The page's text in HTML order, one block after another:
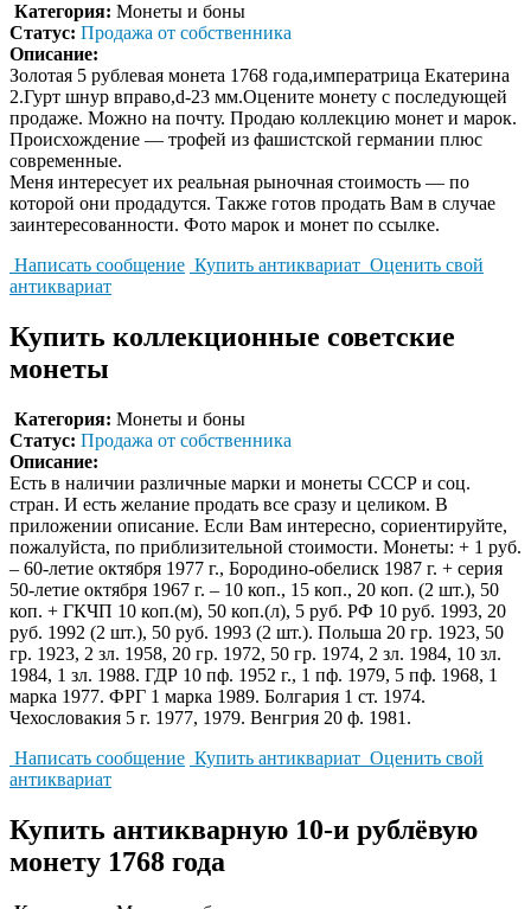
Категория: Монеты и боны
Статус: Продажа от собственника
Описание:
Золотая 5 рублевая монета 1768 года,императрица Екатерина
2.Гурт шнур вправо,d-23 мм.Оцените монету с последующей
продаже. Можно на почту. Продаю коллекцию монет и марок.
Происхождение — трофей из фашистской германии плюс
современные.
Меня интересует их реальная рыночная стоимость — по
которой они продадутся. Также готов продать Вам в случае
заинтересованности. Фото марок и монет по ссылке.
Написать сообщение Купить антиквариат Оценить свой
антиквариат
Купить коллекционные советские
монеты
Категория: Монеты и боны
Статус: Продажа от собственника
Описание:
Есть в наличии различные марки и монеты СССР и соц.
стран. И есть желание продать все сразу и целиком. В
приложении описание. Если Вам интересно, сориентируйте,
пожалуйста, по приблизительной стоимости. Монеты: + 1 руб.
– 60-летие октября 1977 г., Бородино-обелиск 1987 г. + серия
50-летие октября 1967 г. – 10 коп., 15 коп., 20 коп. (2 шт.), 50
коп. + ГКЧП 10 коп.(м), 50 коп.(л), 5 руб. РФ 10 руб. 1993, 20
руб. 1992 (2 шт.), 50 руб. 1993 (2 шт.). Польша 20 гр. 1923, 50
гр. 1923, 2 зл. 1958, 20 гр. 1972, 50 гр. 1974, 2 зл. 1984, 10 зл.
1984, 1 зл. 1988. ГДР 10 пф. 1952 г., 1 пф. 1979, 5 пф. 1968, 1
марка 1977. ФРГ 1 марка 1989. Болгария 1 ст. 1974.
Чехословакия 5 г. 1977, 1979. Венгрия 20 ф. 1981.
Написать сообщение Купить антиквариат Оценить свой
антиквариат
Купить антикварную 10-и рублёвую
монету 1768 года